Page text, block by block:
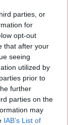
parties, or
for
opt-out
that after your
seeing
utilized by
prior to
further
parties on the
may
IAB’s List of
Μια
και μετρά